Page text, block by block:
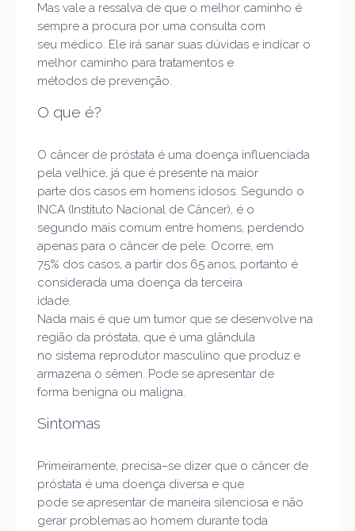
Mas vale a ressalva de que o melhor caminho é
sempre a procura por uma consulta com
seu médico. Ele irá sanar suas dúvidas e indicar o
melhor caminho para tratamentos e
métodos de prevenção.
O que é?
O câncer de próstata é uma doença influenciada
pela velhice, já que é presente na maior
parte dos casos em homens idosos. Segundo o
INCA (Instituto Nacional de Câncer), é o
segundo mais comum entre homens, perdendo
apenas para o câncer de pele. Ocorre, em
75% dos casos, a partir dos 65 anos, portanto é
considerada uma doença da terceira
idade.
Nada mais é que um tumor que se desenvolve na
região da próstata, que é uma glândula
no sistema reprodutor masculino que produz e
armazena o sêmen. Pode se apresentar de
forma benigna ou maligna.
Sintomas
Primeiramente, precisa–se dizer que o câncer de
próstata é uma doença diversa e que
pode se apresentar de maneira silenciosa e não
gerar problemas ao homem durante toda